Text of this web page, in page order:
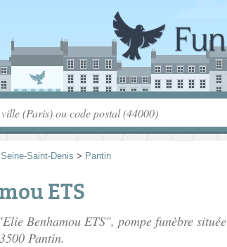
Seine-Saint-Denis > Pantin
ETS
Benhamou ETS", pompe funèbre située
Pantin.